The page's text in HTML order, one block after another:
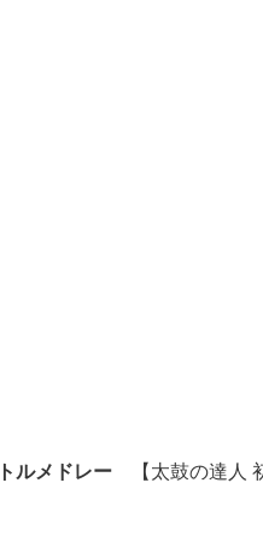
ルメドレー
【太鼓の達人